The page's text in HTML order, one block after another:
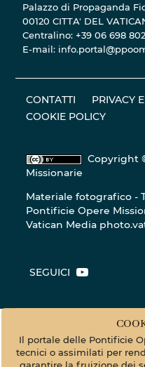
Palazzo di Propaganda
00120 CITTA' DEL
Centralino: +39 06 698
E-mail:
CONTATTI
PRIVACY
COOKIE POLICY
Copyright
Missionarie
Materiale fotografico -
Pontificie Opere
Vatican Media
SEGUICI
Il portale delle Pontificie
tecnici o assimilati per
garantire la fruizione dei